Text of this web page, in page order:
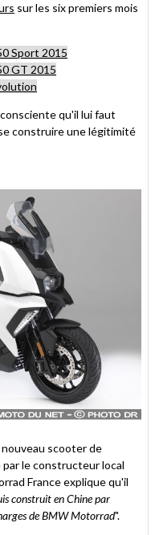
sur les six premiers mois
Sport 2015
GT 2015
qu'il lui faut
construire une légitimité
scooter de
le constructeur local
France explique qu'il
construit en Chine par
de BMW Motorrad".